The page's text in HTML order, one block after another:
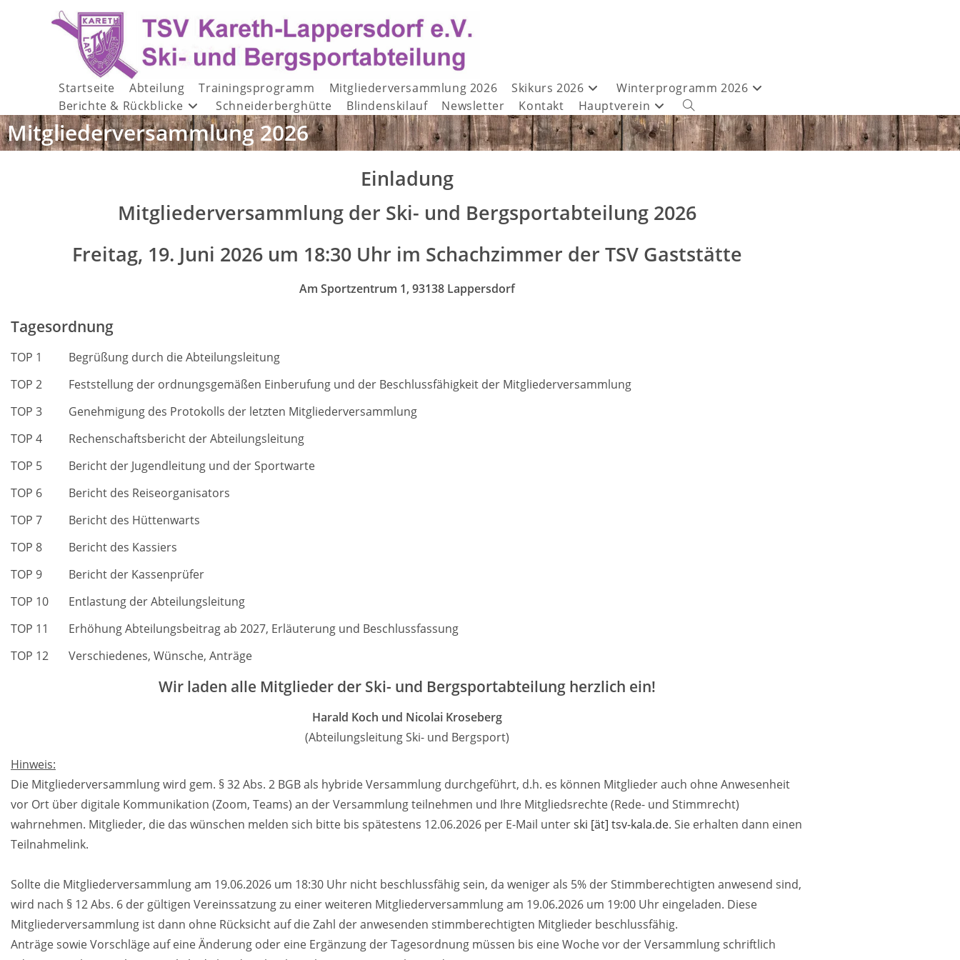
Startseite Abteilung Trainingsprogramm Mitgliederversammlung 2026 Skikurs 2026
Winterprogramm 2026
Berichte & Rückblicke
Schneiderberghütte Blindenskilauf Newsletter Kontakt Hauptverein
Mitgliederversammlung 2026
Einladung
Mitgliederversammlung der Ski- und Bergsportabteilung 2026
Freitag, 19. Juni 2026 um 18:30 Uhr im Schachzimmer der TSV Gaststätte
Am Sportzentrum 1, 93138 Lappersdorf
Tagesordnung
TOP 1
Begrüßung durch die Abteilungsleitung
TOP 2
Feststellung der ordnungsgemäßen Einberufung und der Beschlussfähigkeit der Mitgliederversammlung
TOP 3
Genehmigung des Protokolls der letzten Mitgliederversammlung
TOP 4
Rechenschaftsbericht der Abteilungsleitung
TOP 5
Bericht der Jugendleitung und der Sportwarte
TOP 6
Bericht des Reiseorganisators
TOP 7
Bericht des Hüttenwarts
TOP 8
Bericht des Kassiers
TOP 9
Bericht der Kassenprüfer
TOP 10
Entlastung der Abteilungsleitung
TOP 11
Erhöhung Abteilungsbeitrag ab 2027, Erläuterung und Beschlussfassung
TOP 12
Verschiedenes, Wünsche, Anträge
Wir laden alle Mitglieder der Ski- und Bergsportabteilung herzlich ein!
Harald Koch und Nicolai Kroseberg
(Abteilungsleitung Ski- und Bergsport)
Hinweis:
Die Mitgliederversammlung wird gem. § 32 Abs. 2 BGB als hybride Versammlung durchgeführt, d.h. es können Mitglieder auch ohne Anwesenheit
vor Ort über digitale Kommunikation (Zoom, Teams) an der Versammlung teilnehmen und Ihre Mitgliedsrechte (Rede- und Stimmrecht)
wahrnehmen. Mitglieder, die das wünschen melden sich bitte bis spätestens 12.06.2026 per E-Mail unterski [ät] tsv-kala.de. Sie erhalten dann einen
Teilnahmelink.
Sollte die Mitgliederversammlung am 19.06.2026 um 18:30 Uhr nicht beschlussfähig sein, da weniger als 5% der Stimmberechtigten anwesend sind,
wird nach § 12 Abs. 6 der gültigen Vereinssatzung zu einer weiteren Mitgliederversammlung am 19.06.2026 um 19:00 Uhr eingeladen. Diese
Mitgliederversammlung ist dann ohne Rücksicht auf die Zahl der anwesenden stimmberechtigten Mitglieder beschlussfähig.
Anträge sowie Vorschläge auf eine Änderung oder eine Ergänzung der Tagesordnung müssen bis eine Woche vor der Versammlung schriftlich